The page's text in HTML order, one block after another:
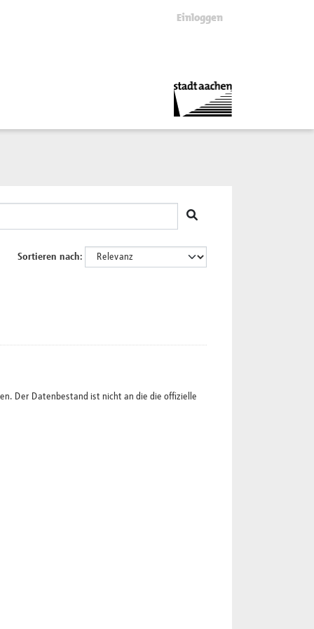
Einloggen
Sortieren nach
Der Datenbestand ist nicht an die die offizielle